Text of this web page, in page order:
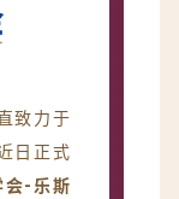
致力于
日正式
会-乐斯